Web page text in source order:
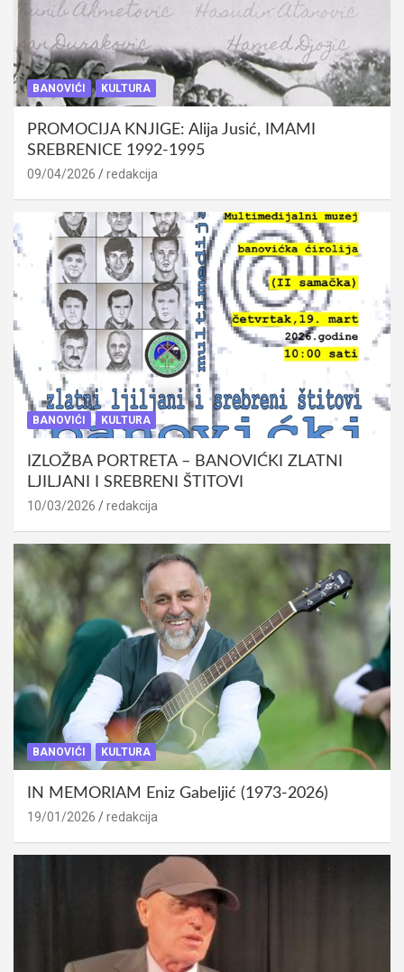
BANOVIĆI KULTURA
PROMOCIJA KNJIGE: Alija Jusić, IMAMI
SREBRENICE 1992-1995
09/04/2026 redakcija
BANOVIĆI KULTURA
IZLOŽBA PORTRETA – BANOVIĆKI ZLATNI
LJILJANI I SREBRENI ŠTITOVI
10/03/2026 redakcija
BANOVIĆI KULTURA
IN MEMORIAM Eniz Gabeljić (1973-2026)
19/01/2026 redakcija